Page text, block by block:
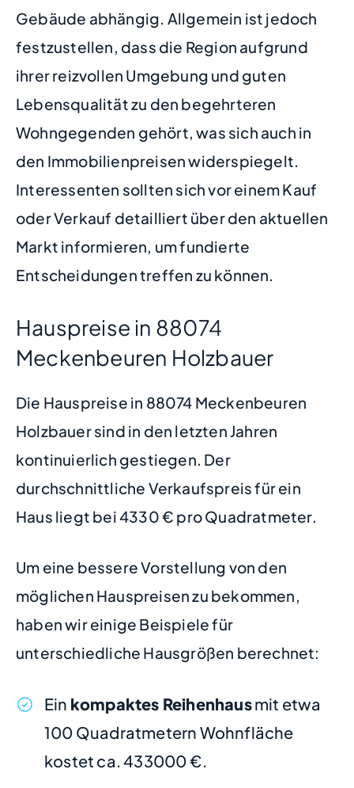
Gebäude abhängig. Allgemein ist jedoch
festzustellen, dass die Region aufgrund
ihrer reizvollen Umgebung und guten
Lebensqualität zu den begehrteren
Wohngegenden gehört, was sich auch in
den Immobilienpreisen widerspiegelt.
Interessenten sollten sich vor einem Kauf
oder Verkauf detailliert über den aktuellen
Markt informieren, um fundierte
Entscheidungen treffen zu können.
Hauspreise in 88074
Meckenbeuren Holzbauer
Die Hauspreise in 88074 Meckenbeuren
Holzbauer sind in den letzten Jahren
kontinuierlich gestiegen. Der
durchschnittliche Verkaufspreis für ein
Haus liegt bei 4330 € pro Quadratmeter.
Um eine bessere Vorstellung von den
möglichen Hauspreisen zu bekommen,
haben wir einige Beispiele für
unterschiedliche Hausgrößen berechnet:
Ein kompaktes Reihenhausmit etwa
100 Quadratmetern Wohnfläche
kostet ca. 433000 €.